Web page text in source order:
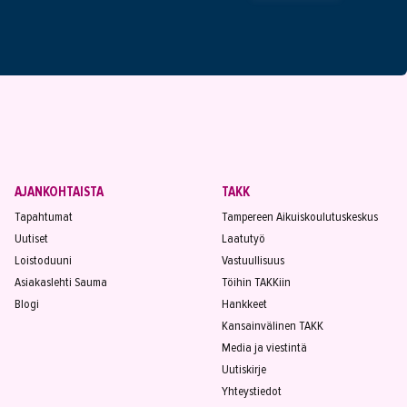
AJANKOHTAISTA
Tapahtumat
Uutiset
Loistoduuni
Asiakaslehti Sauma
Blogi
TAKK
Tampereen Aikuiskoulutuskeskus
Laatutyö
Vastuullisuus
Töihin TAKKiin
Hankkeet
Kansainvälinen TAKK
Media ja viestintä
Uutiskirje
Yhteystiedot